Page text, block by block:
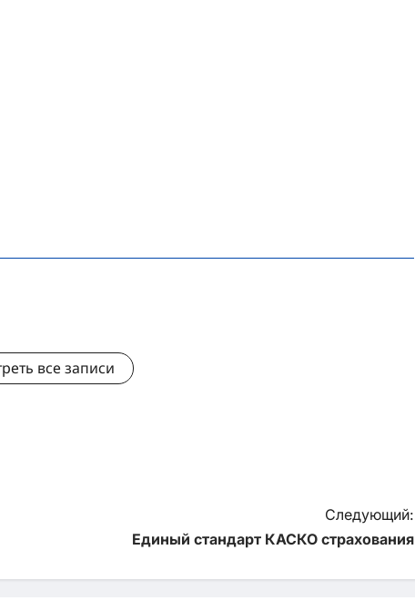
все записи
Следующий:
Единый стандарт КАСКО страхования